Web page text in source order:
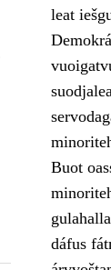
leat
Buot
dáfus